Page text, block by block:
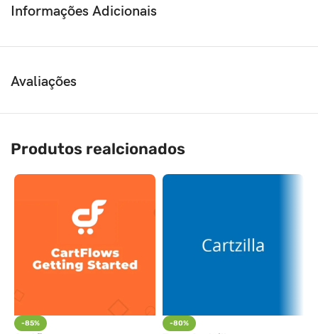
Informações Adicionais
Avaliações
Produtos realcionados
-85% -80%